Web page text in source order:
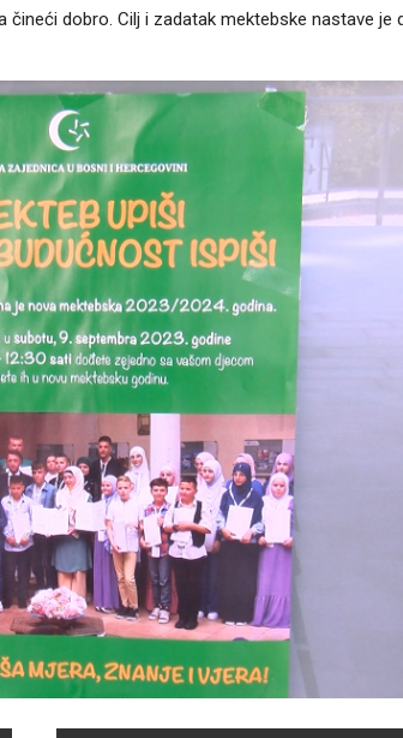
dobro. Cilj i zadatak mektebske nastave je